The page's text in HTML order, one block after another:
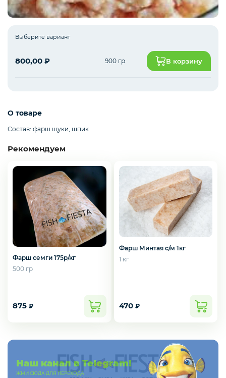
Филе
Рыбные пельмени
Слабосоленая рыба
Полуфабрикаты
Выберите вариант
800,00 ₽ 900 гр В корзину
О товаре
Состав: фарш щуки, шпик
Рекомендуем
Фарш семги 175р/кг
500 гр
875 ₽
Фарш Минтая с/м 1кг
1 кг
470 ₽
Наш канал в Telegram!
ЖМИ СЮДА ДЛЯ ПЕРЕХОДА